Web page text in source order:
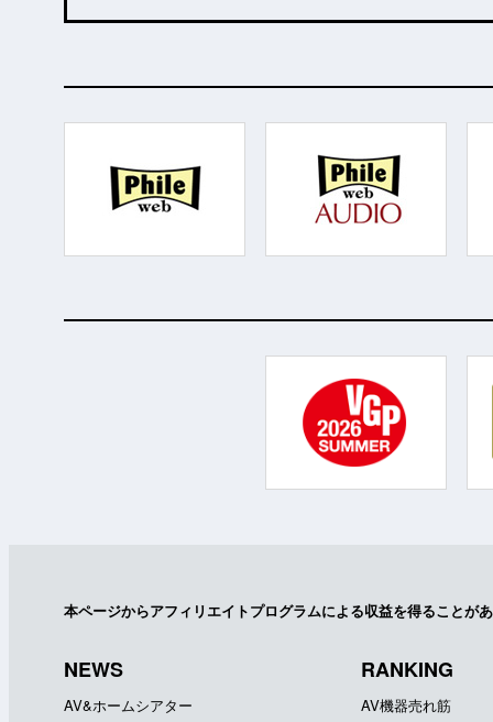
本ページからアフィリエイトプログラムによる収益を得ることが
NEWS
AV&ホームシアター
RANKING
AV機器売れ筋